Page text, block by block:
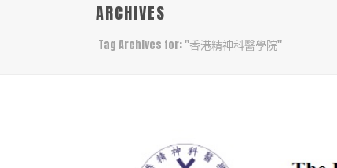
ARCHIVES
Tag Archives for: "香港精神科醫學院"